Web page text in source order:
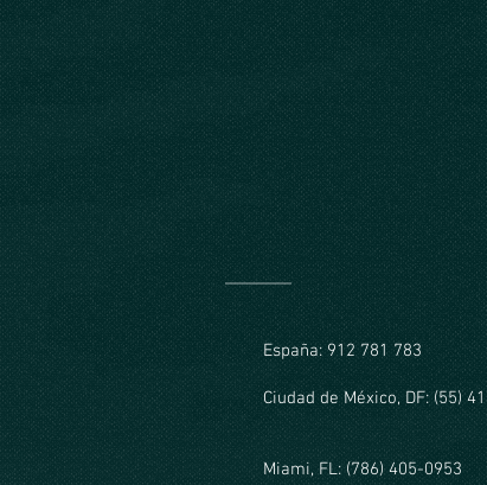
España: 912 781 783
Ciudad de México, DF: (55)
Miami, FL: (786) 405-0953